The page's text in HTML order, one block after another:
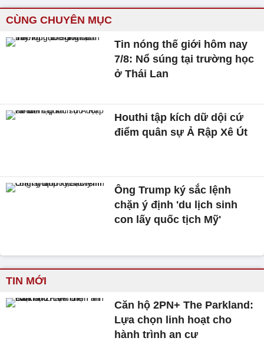
CÙNG CHUYÊN MỤC
Tin nóng thế giới hôm nay
7/8: Nổ súng tại trường học
ở Thái Lan
Houthi tập kích dữ dội cứ
điểm quân sự Ả Rập Xê Út
Ông Trump ký sắc lệnh
chặn ý định 'du lịch sinh
con lấy quốc tịch Mỹ'
TIN MỚI
Căn hộ 2PN+ The Parkland:
Lựa chọn linh hoạt cho
hành trình an cư